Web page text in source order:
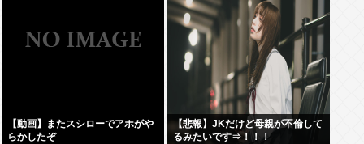
【動画】またスシローでアホがや
らかしたぞ
【悲報】JKだけど母親が不倫して
るみたいです⇒！！！